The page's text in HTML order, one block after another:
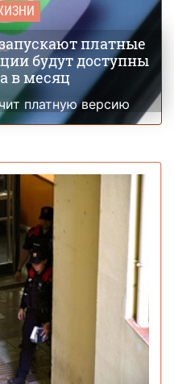
платные
будут доступны
в месяц
платную версию